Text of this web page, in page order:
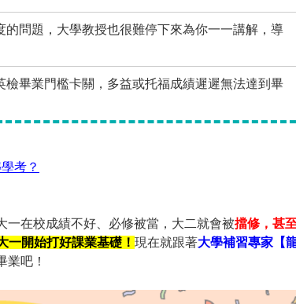
問題，大學教授也很難停下來為你一一講解，導
畢業門檻卡關，多益或托福成績遲遲無法達到畢
考？
一在校成績不好、必修被當，大二就會被擋修，甚
一開始打好課業基礎！ 現在就跟著大學補習專家【
業吧！